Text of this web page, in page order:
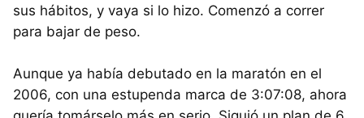
sus hábitos, y vaya si lo hizo. Comenzó a correr
para bajar de peso.
Aunque ya había debutado en la maratón en el
2006, con una estupenda marca de 3:07:08, ahora